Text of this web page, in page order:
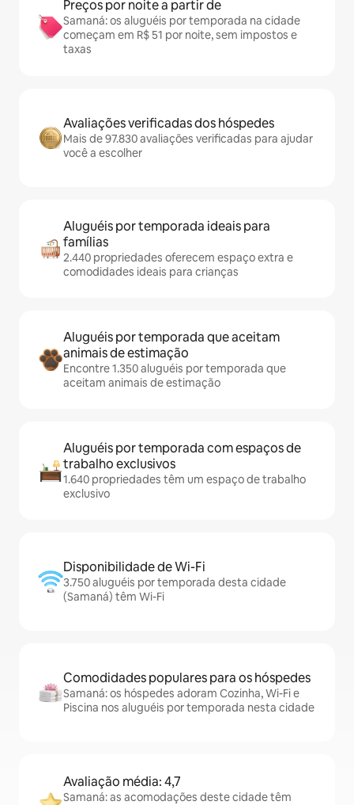
Preços por noite a partir de
Samaná: os aluguéis por temporada na cidade
começam em R$ 51 por noite, sem impostos e
taxas
Avaliações verificadas dos hóspedes
Mais de 97.830 avaliações verificadas para ajudar
você a escolher
Aluguéis por temporada ideais para
famílias
2.440 propriedades oferecem espaço extra e
comodidades ideais para crianças
Aluguéis por temporada que aceitam
animais de estimação
Encontre 1.350 aluguéis por temporada que
aceitam animais de estimação
Aluguéis por temporada com espaços de
trabalho exclusivos
1.640 propriedades têm um espaço de trabalho
exclusivo
Disponibilidade de Wi-Fi
3.750 aluguéis por temporada desta cidade
(Samaná) têm Wi-Fi
Comodidades populares para os hóspedes
Samaná: os hóspedes adoram Cozinha, Wi-Fi e
Piscina nos aluguéis por temporada nesta cidade
Avaliação média: 4,7
Samaná: as acomodações deste cidade têm